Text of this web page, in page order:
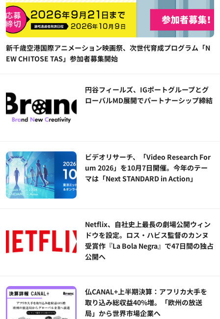
新千歳空港国際アニメーション映画祭、次世代育成プログラム「N
EW CHITOSE TAS」参加者募集開始
円谷フィールズ、IGポートグループとグ
ローバルMD展開でパートナーシップ締結
ビデオリサーチ、「Video Research For
um 2026」を10月7日開催。今年のテー
マは「Next STANDARD in Action」
Netflix、自社史上最長の劇場公開ウィン
ドウを設定。ロス・ハビス監督のカンヌ
受賞作『La Bola Negra』で47日間の独占
公開へ
仏CANAL+上半期決算：アフリカ大手を
取り込み総収益40%増。「欧州の放送
局」から世界市場企業へ